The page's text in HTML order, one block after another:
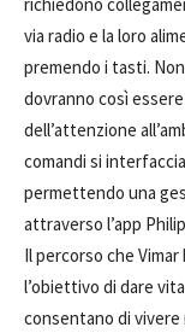
via radio e la loro
premendo i tasti.
dovranno così
dell’attenzione
comandi si
permettendo una
attraverso l’app
Il percorso che
l’obiettivo di dare
consentano di vivere